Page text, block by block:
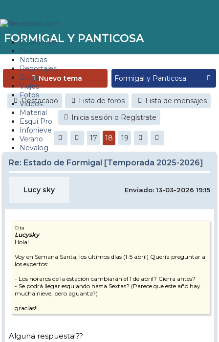
Estaciones
Foros
Noticias
Reportajes
Blogs
Viajes
Fotos
Videos
Material
Esquí Pro
Infonieve
Verano
Nevalog
FORMIGAL Y PANTICOSA
Nuevo tema
Destacado Lista de foros
Lista de mensajes
Inicia sesión o Regístrate
17 18 19
Re: Estado de Formigal [Temporada 2025-2026]
Lucy sky Enviado: 13-03-2026 19:15
Cita
Lucysky
Hola!
Voy en Semana Santa, los ultimos días (1-5 abril) Quería preguntar a
los expertos:
- Los horaros de la estación cambiarán el 1 de abril? Cierra antes?
- Se podrá llegar esquiando hasta Sextas? (Parece que este año hay
mucha nieve, pero aguanta?)
gracias!!
Alguna respuesta!??